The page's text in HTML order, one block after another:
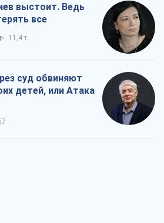
выстоит. Ведь
все
11,4 т.
суд обвиняют
детей, или Атака